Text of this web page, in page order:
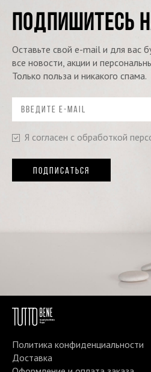
ПОДПИШИТЕСЬ
Оставьте свой e-mail и для вас
все новости, акции и
Только польза и никакого спама.
Я согласен с обработкой
ПОДПИСАТЬСЯ
Политика конфиденциальности
Доставка